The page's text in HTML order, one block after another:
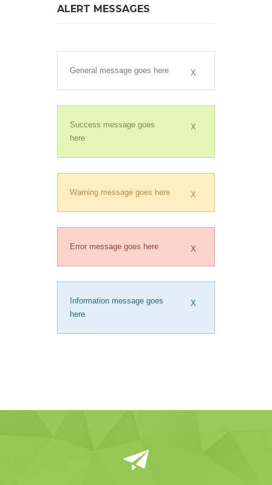
ALERT MESSAGES
General message goes here X
Success message goes
here
X
Warning message goes here X
Error message goes here X
Information message goes
here
X